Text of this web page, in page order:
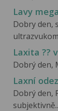
Lavy
Dobry den,
Laxita ??
Dobrý den,
Laxní
Dobrý den,